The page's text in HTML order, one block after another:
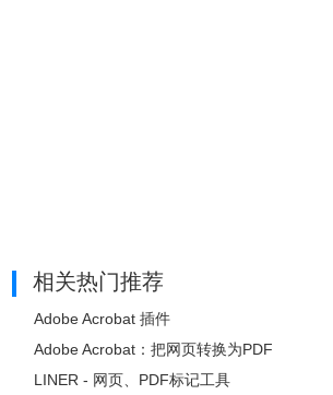
相关热门推荐
Adobe Acrobat 插件
Adobe Acrobat：把网页转换为PDF
LINER - 网页、PDF标记工具